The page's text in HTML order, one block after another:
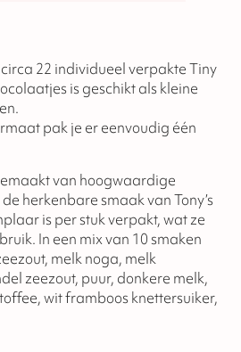
22 individueel verpakte Tiny
is geschikt als kleine
pak je er eenvoudig één
van hoogwaardige
herkenbare smaak van Tony’s
is per stuk verpakt, wat ze
In een mix van 10 smaken
melk noga, melk
zeezout, puur, donkere melk,
wit framboos knettersuiker,